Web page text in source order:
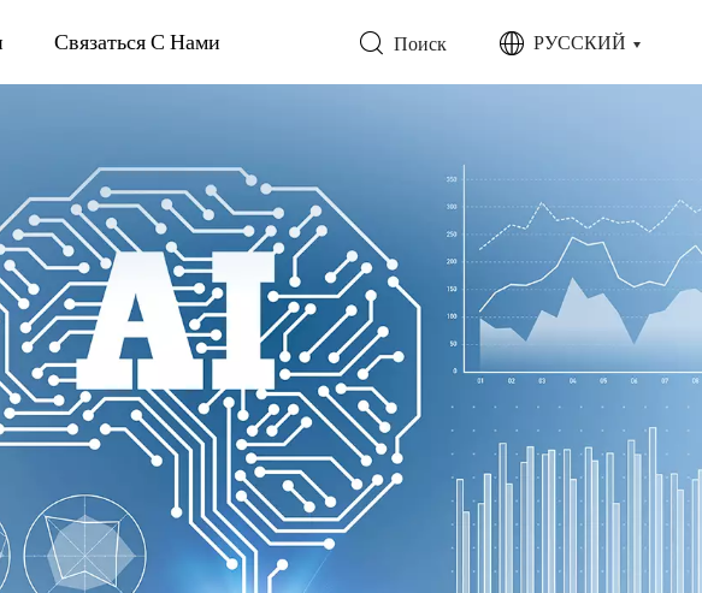
Связаться С Нами Поиск РУССКИЙ